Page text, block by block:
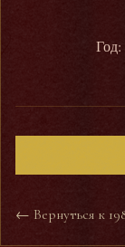
Год:
← Вернуться к